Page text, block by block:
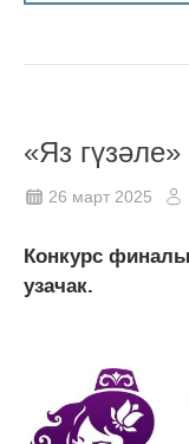
«Яз
26 март 2025
Конкурс
узачак.